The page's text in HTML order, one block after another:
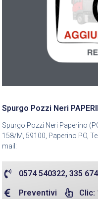
Spurgo Pozzi Neri
Spurgo Pozzi Neri Paperino
158/M, 59100, Paperino PO,
mail:
0574 540322, 335
Preventivi Clic: